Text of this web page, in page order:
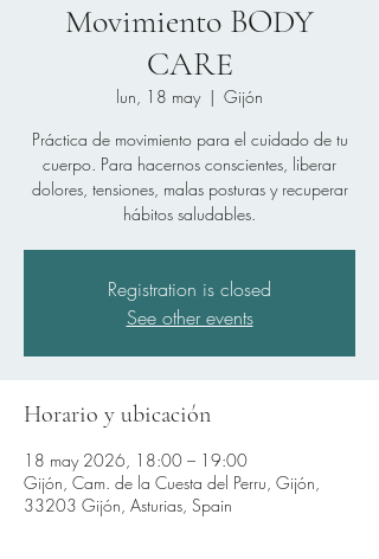
Movimiento BODY
CARE
lun, 18 may
  |
Gijón
Práctica de movimiento para el cuidado de tu
cuerpo. Para hacernos conscientes, liberar
dolores, tensiones, malas posturas y recuperar
hábitos saludables.
Registration is closed
See other events
Horario y ubicación
18 may 2026, 18:00 – 19:00
Gijón, Cam. de la Cuesta del Perru, Gijón,
33203 Gijón, Asturias, Spain